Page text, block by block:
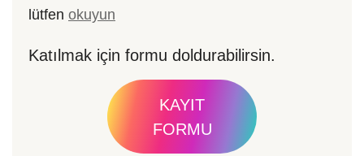
lütfen okuyun
Katılmak için formu doldurabilirsin.
KAYIT
FORMU